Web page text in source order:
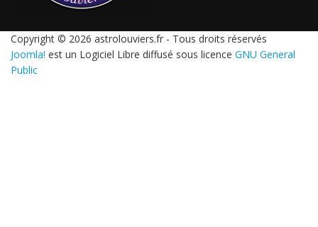
Copyright © 2026 astrolouviers.fr - Tous droits réservés
Joomla! est un Logiciel Libre diffusé sous licence GNU General
Public